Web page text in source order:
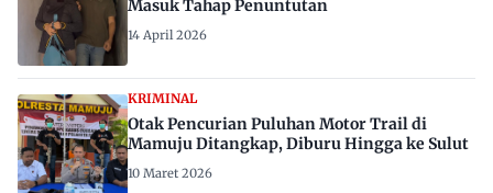
Masuk Tahap Penuntutan
14 April 2026
KRIMINAL
Otak Pencurian Puluhan Motor Trail di
Mamuju Ditangkap, Diburu Hingga ke Sulut
10 Maret 2026